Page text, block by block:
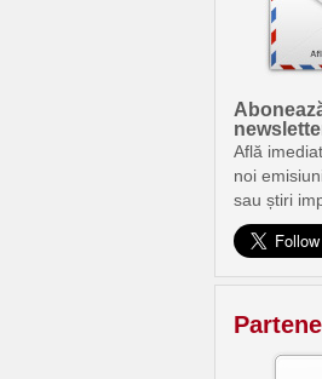
Află
noi
sau știri